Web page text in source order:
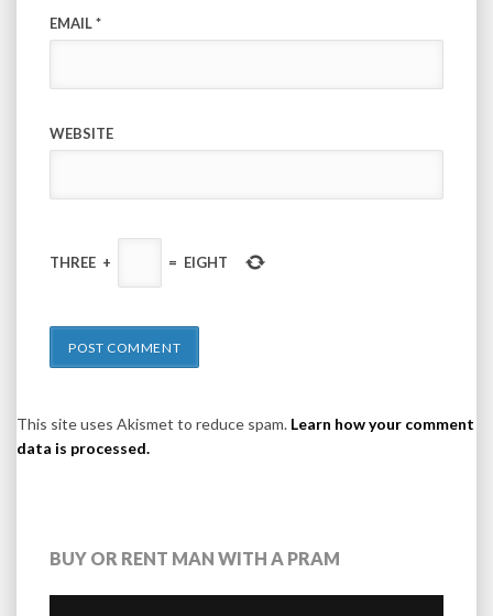
EMAIL*
WEBSITE
THREE + = EIGHT
This site uses Akismet to reduce spam. Learn how your comment
data is processed.
BUY OR RENT MAN WITH A PRAM